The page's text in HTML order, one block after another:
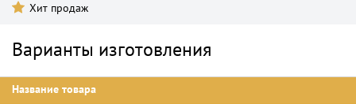
Хит продаж
Варианты изготовления
Название товара